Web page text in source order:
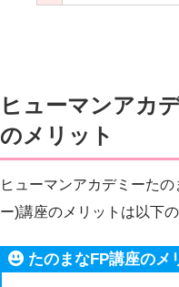
ヒューマンアカ
のメリット
ヒューマンアカデミーた
ー)講座のメリットは以下の
たのまなFP講座のメ